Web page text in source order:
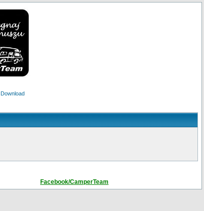
Download
Facebook/CamperTeam